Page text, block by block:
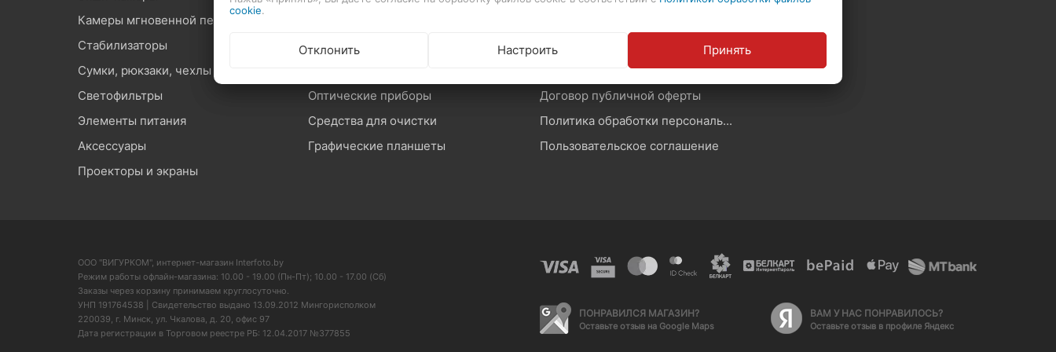
Камеры мгновенной печати
Стабилизаторы
Микрофоны и звук
Сумки, рюкзаки, чехлы
Светофильтры
Оптические приборы
Элементы питания
Средства для очистки
Аксессуары
Графические планшеты
Проекторы и экраны
Возврат и обмен товара
Производители и импортеры
Договор публичной оферты
Политика обработки персональных данных
Пользовательское соглашение
ООО "ВИГУРКОМ", интернет-магазин Interfoto.by
Режим работы офлайн-магазина: 10.00 - 19.00 (Пн-Пт); 10.00 - 17.00 (Сб)
Заказы через корзину принимаем круглосуточно.
УНП 191764538 | Свидетельство выдано 13.09.2012 Мингорисполком
220039, г. Минск, ул. Чкалова, д. 20, офис 97
Дата регистрации в Торговом реестре РБ: 12.04.2017 №377855
ПОНРАВИЛСЯ МАГАЗИН?
Оставьте отзыв на Google Maps
ВАМ У НАС ПОНРАВИЛОСЬ?
Оставьте отзыв в профиле Яндекс
cookie.
Отклонить Настроить Принять